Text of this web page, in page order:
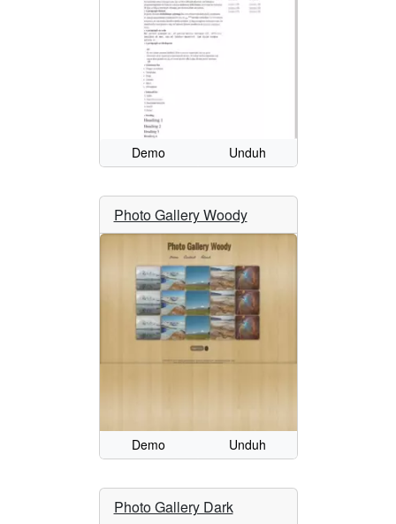
Demo Unduh
Photo Gallery Woody
Demo Unduh
Photo Gallery Dark